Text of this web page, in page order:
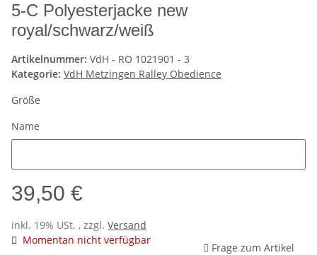
5-C Polyesterjacke new
royal/schwarz/weiß
Artikelnummer: VdH - RO 1021901 - 3
Kategorie: VdH Metzingen Ralley Obedience
Größe
Name
39,50 €
inkl. 19% USt. , zzgl. Versand
Momentan nicht verfügbar
Frage zum Artikel